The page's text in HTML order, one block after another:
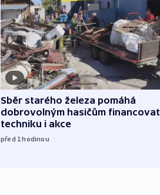
Sběr starého železa pomáhá
dobrovolným hasičům financovat
techniku i akce
před 1hodinou